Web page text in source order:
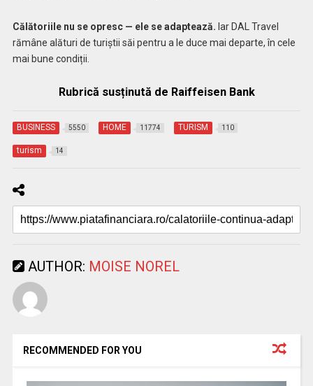
Călătoriile nu se opresc — ele se adaptează. Iar DAL Travel
rămâne alături de turiștii săi pentru a le duce mai departe, în cele
mai bune condiții.
Rubrică susținută de Raiffeisen Bank
BUSINESS 5550 HOME 11774 TURISM 110
turism 14
AUTHOR: MOISE NOREL
RECOMMENDED FOR YOU